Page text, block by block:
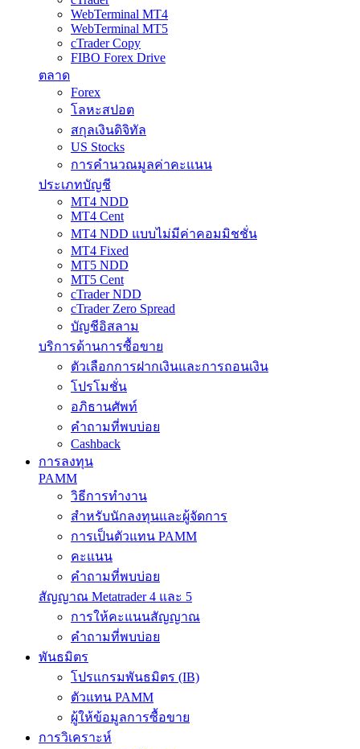
WebTerminal MT4
WebTerminal MT5
cTrader Copy
FIBO Forex Drive
ตลาด
Forex
โลหะสปอต
สกุลเงินดิจิทัล
US Stocks
การคำนวณมูลค่าคะแนน
ประเภทบัญชี
MT4 NDD
MT4 Cent
MT4 NDD แบบไม่มีค่าคอมมิชชั่น
MT4 Fixed
MT5 NDD
MT5 Cent
cTrader NDD
cTrader Zero Spread
บัญชีอิสลาม
บริการด้านการซื้อขาย
ตัวเลือกการฝากเงินและการถอนเงิน
โปรโมชั่น
อภิธานศัพท์
คำถามที่พบบ่อย
Cashback
การลงทุน
PAMM
วิธีการทำงาน
สำหรับนักลงทุนและผู้จัดการ
การเป็นตัวแทน PAMM
คะแนน
คำถามที่พบบ่อย
สัญญาณ Metatrader 4 และ 5
การให้คะแนนสัญญาณ
คำถามที่พบบ่อย
พันธมิตร
โปรแกรมพันธมิตร (IB)
ตัวแทน PAMM
ผู้ให้ข้อมูลการซื้อขาย
การวิเคราะห์